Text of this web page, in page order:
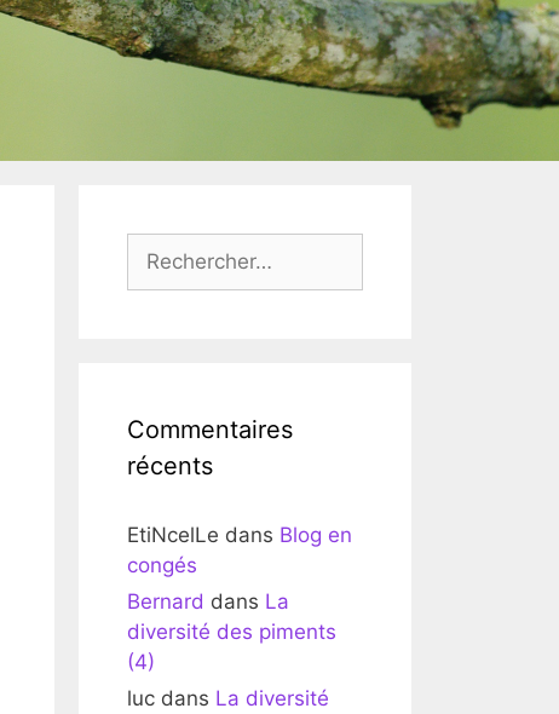
Commentaires
récents
EtiNcelLe dans Blog en
congés
Bernard dans La
diversité des piments
(4)
luc dans La diversité